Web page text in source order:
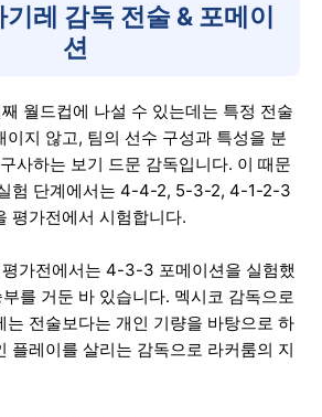
레 감독 전술 & 포메이
션
월드컵에 나설 수 있는데는 특정 전술
이지 않고, 팀의 선수 구성과 특성을 분
사하는 보기 드문 감독입니다. 이 때문
험 단계에서는 4-4-2, 5-3-2, 4-1-2-3
평가전에서 시험합니다.
가전에서는 4-3-3 포메이션을 실험했
를 거둔 바 있습니다. 멕시코 감독으로
는 전술보다는 개인 기량을 바탕으로 하
플레이를 살리는 감독으로 라커룸의 지